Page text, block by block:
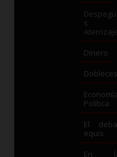
s
Dinero
Dobleces
Política
El
equis
En